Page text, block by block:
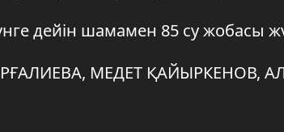
дейін шамамен 85 су жобасы
МЕДЕТ ҚАЙЫРКЕНОВ,